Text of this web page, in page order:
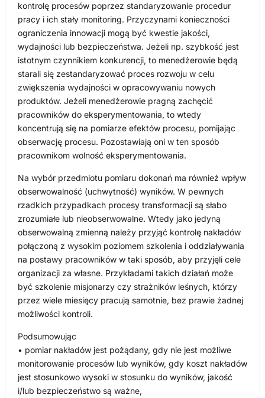
kontrolę procesów poprzez standaryzowanie procedur
pracy i ich stały monitoring. Przyczynami konieczności
ograniczenia innowacji mogą być kwestie jakości,
wydajności lub bezpieczeństwa. Jeżeli np. szybkość jest
istotnym czynnikiem konkurencji, to menedżerowie będą
starali się zestandaryzować proces rozwoju w celu
zwiększenia wydajności w opracowywaniu nowych
produktów. Jeżeli menedżerowie pragną zachęcić
pracowników do eksperymentowania, to wtedy
koncentrują się na pomiarze efektów procesu, pomijając
obserwację procesu. Pozostawiają oni w ten sposób
pracownikom wolność eksperymentowania.
Na wybór przedmiotu pomiaru dokonań ma również wpływ
obserwowalność (uchwytność) wyników. W pewnych
rzadkich przypadkach procesy transformacji są słabo
zrozumiałe lub nieobserwowalne. Wtedy jako jedyną
obserwowalną zmienną należy przyjąć kontrolę nakładów
połączoną z wysokim poziomem szkolenia i oddziaływania
na postawy pracowników w taki sposób, aby przyjęli cele
organizacji za własne. Przykładami takich działań może
być szkolenie misjonarzy czy strażników leśnych, którzy
przez wiele miesięcy pracują samotnie, bez prawie żadnej
możliwości kontroli.
Podsumowując
• pomiar nakładów jest pożądany, gdy nie jest możliwe
monitorowanie procesów lub wyników, gdy koszt nakładów
jest stosunkowo wysoki w stosunku do wyników, jakość
i/lub bezpieczeństwo są ważne,